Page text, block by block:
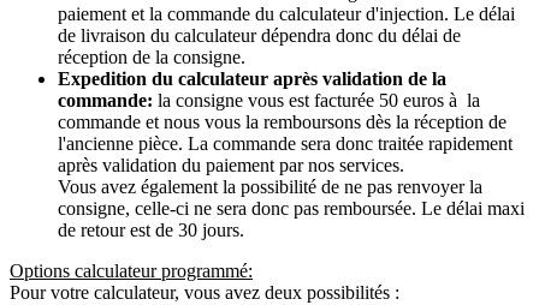
paiement et la commande du calculateur d'injection. Le délai
de livraison du calculateur dépendra donc du délai de
réception de la consigne.
Expedition du calculateur après validation de la
commande: la consigne vous est facturée 50 euros à la
commande et nous vous la remboursons dès la réception de
l'ancienne pièce. La commande sera donc traitée rapidement
après validation du paiement par nos services.
Vous avez également la possibilité de ne pas renvoyer la
consigne, celle-ci ne sera donc pas remboursée. Le délai maxi
de retour est de 30 jours.
Options calculateur programmé:
Pour votre calculateur, vous avez deux possibilités :